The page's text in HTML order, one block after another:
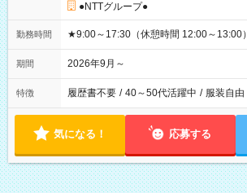
●NTTグループ●
勤務時間 ★9:00～17:30（休憩時間 12:00～13:00）
期間 2026年9月～
特徴 履歴書不要 / 40～50代活躍中 / 服装自由
気になる！ 応募する